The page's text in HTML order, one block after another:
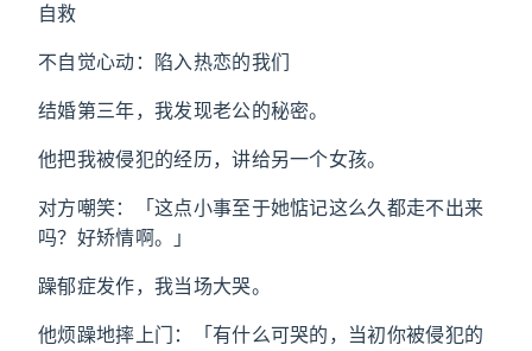
自救
不自觉心动：陷入热恋的我们
结婚第三年，我发现老公的秘密。
他把我被侵犯的经历，讲给另一个女孩。
对方嘲笑：「这点小事至于她惦记这么久都走不出来
吗？好矫情啊。」
躁郁症发作，我当场大哭。
他烦躁地摔上门：「有什么可哭的，当初你被侵犯的